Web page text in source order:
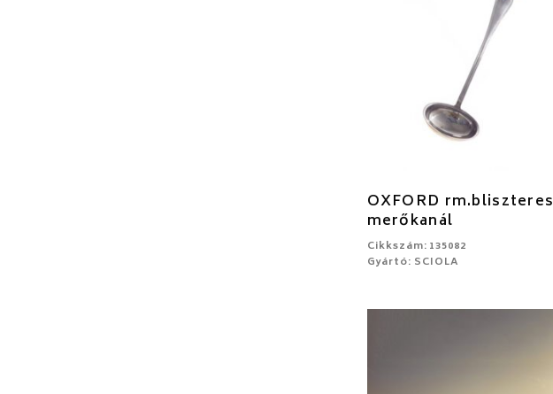
OXFORD rm.bliszteres
merőkanál
Cikkszám: 135082
Gyártó: SCIOLA